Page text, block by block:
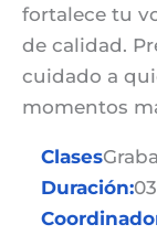
fortalece tu
de calidad.
cuidado a
momentos
Clases
Duración: